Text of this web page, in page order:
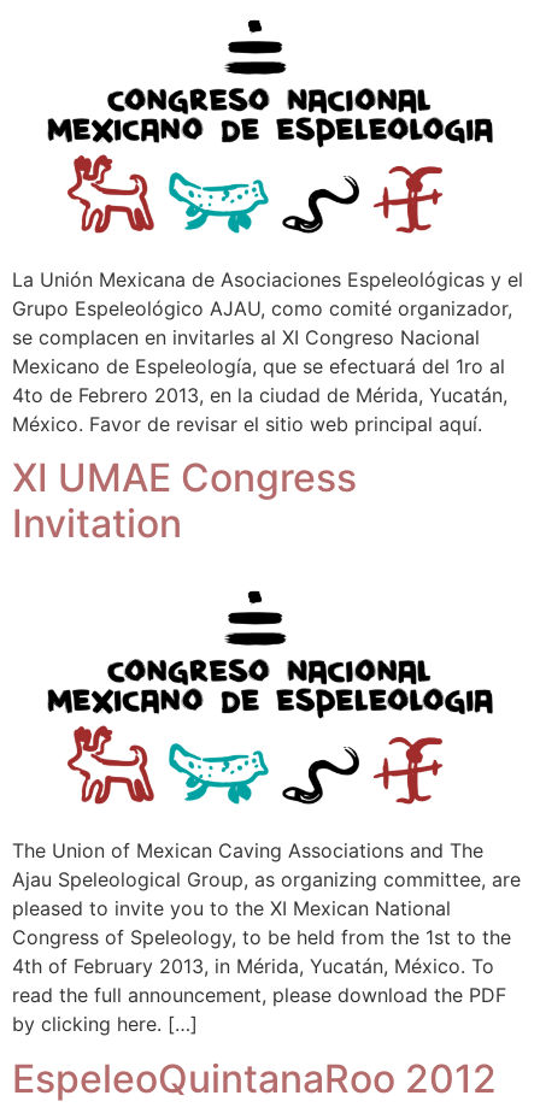
La Unión Mexicana de Asociaciones Espeleológicas y el
Grupo Espeleológico AJAU, como comité organizador,
se complacen en invitarles al XI Congreso Nacional
Mexicano de Espeleología, que se efectuará del 1ro al
4to de Febrero 2013, en la ciudad de Mérida, Yucatán,
México. Favor de revisar el sitio web principal aquí.
XI UMAE Congress
Invitation
The Union of Mexican Caving Associations and The
Ajau Speleological Group, as organizing committee, are
pleased to invite you to the XI Mexican National
Congress of Speleology, to be held from the 1st to the
4th of February 2013, in Mérida, Yucatán, México. To
read the full announcement, please download the PDF
by clicking here. […]
EspeleoQuintanaRoo 2012